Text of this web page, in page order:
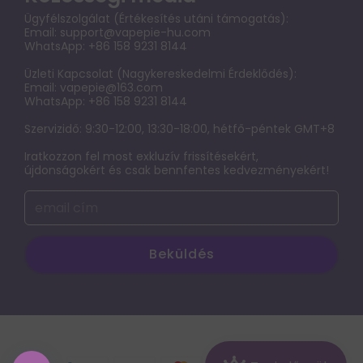
VAPEPIE Mega 70000 PUFFS
VAPEPIE x TK Ultra Phantom 30000 PUFFS
Exkluziv Limitalt Zona
Szállítási szabályzat
GYIK
KAPCSOLATFELVÉTEL
Fontos közlemény: Frissítés a webhely-hozzáférésről
Terms of service
ADATVÉDELMI NYILATKOZAT
VAPEPIE-HU SHOP NAGYKERESKEDELEM
Ügyfélszolgálat (Értékesítés utáni támogatás):
Email: support@vapepie-hu.com
WhatsApp: +86 158 9231 8144
Üzleti Kapcsolat (Nagykereskedelmi Érdeklődés):
Email: vapepie@163.com
WhatsApp: +86 158 9231 8144
Szervizidő: 9:30-12:00, 13:30-18:00, hétfő-péntek GMT+8
Iratkozzon fel most exkluzív frissítésekért,
újdonságokért és csak bennfentes kedvezményekért!
Beküldés
© 2026 vapepie-hu